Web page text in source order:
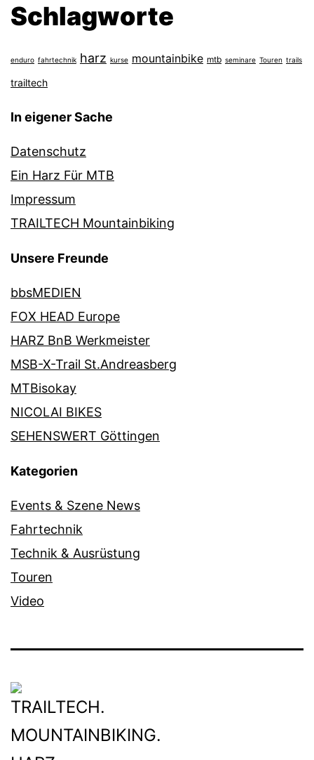
Schlagworte
enduro fahrtechnik harz kurse mountainbike mtb seminare Touren trails
trailtech
In eigener Sache
Datenschutz
Ein Harz Für MTB
Impressum
TRAILTECH Mountainbiking
Unsere Freunde
bbsMEDIEN
FOX HEAD Europe
HARZ BnB Werkmeister
MSB-X-Trail St.Andreasberg
MTBisokay
NICOLAI BIKES
SEHENSWERT Göttingen
Kategorien
Events & Szene News
Fahrtechnik
Technik & Ausrüstung
Touren
Video